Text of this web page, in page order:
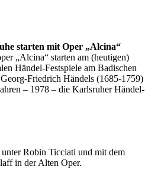
starten mit Oper „Alcina“
„Alcina“ starten am (heutigen)
Händel-Festspiele am Badischen
Friedrich Händels (1685-1759)
– 1978 – die Karlsruher Händel-
Robin Ticciati und mit dem
in der Alten Oper.